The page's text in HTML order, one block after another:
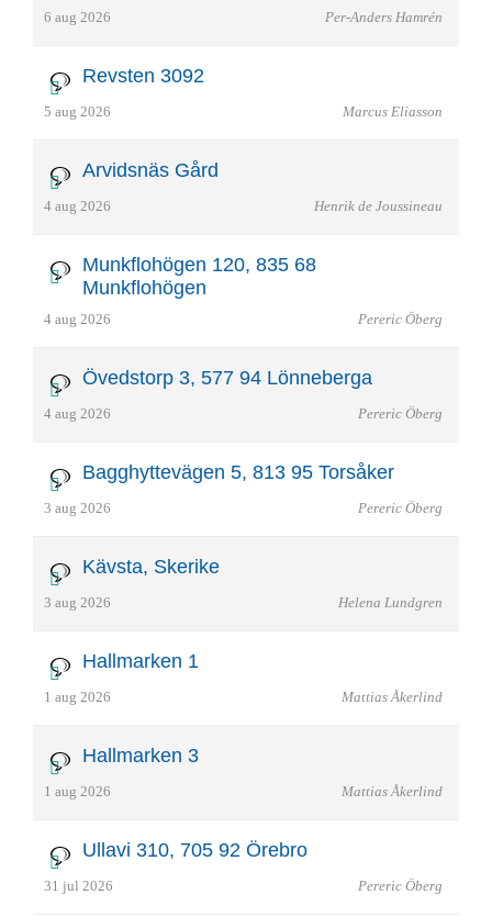
6 aug 2026 Per-Anders Hamrén
Revsten 3092
5 aug 2026 Marcus Eliasson
Arvidsnäs Gård
4 aug 2026 Henrik de Joussineau
Munkflohögen 120, 835 68
Munkflohögen
4 aug 2026 Pereric Öberg
Övedstorp 3, 577 94 Lönneberga
4 aug 2026 Pereric Öberg
Bagghyttevägen 5, 813 95 Torsåker
3 aug 2026 Pereric Öberg
Kävsta, Skerike
3 aug 2026 Helena Lundgren
Hallmarken 1
1 aug 2026 Mattias Åkerlind
Hallmarken 3
1 aug 2026 Mattias Åkerlind
Ullavi 310, 705 92 Örebro
31 jul 2026 Pereric Öberg